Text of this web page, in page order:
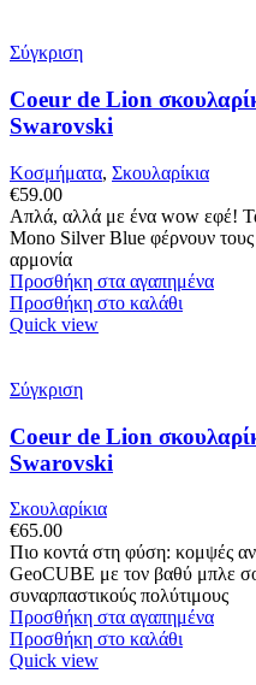
Σύγκριση
Coeur de Lion
Swarovski
Κοσμήματα, Σκουλαρίκια
€59.00
Απλά, αλλά με ένα wow εφέ!
Mono Silver Blue φέρνουν τους
αρμονία
Προσθήκη στα αγαπημένα
Προσθήκη στο καλάθι
Quick view
Σύγκριση
Coeur de Lion
Swarovski
Σκουλαρίκια
€65.00
Πιο κοντά στη φύση: κομψές
GeoCUBE με τον βαθύ μπλε
συναρπαστικούς πολύτιμους
Προσθήκη στα αγαπημένα
Προσθήκη στο καλάθι
Quick view